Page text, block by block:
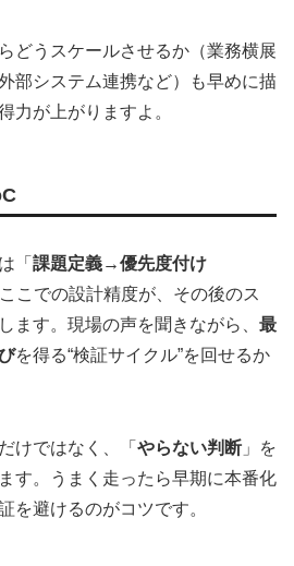
どうスケールさせるか（業務横展
部システム連携など）も早めに描
力が上がりますよ。
「 課題定義→優先度付け
こでの設計精度が、その後のス
ます。現場の声を聞きながら、 最
を得る“検証サイクル”を回せるか
けではなく、「 やらない判断 」を
す。うまく走ったら早期に本番化
を避けるのがコツです。